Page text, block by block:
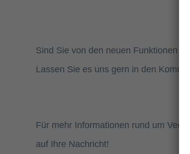
Sind Sie von den neuen Funktionen
Lassen Sie es uns gern in den
Für mehr Informationen rund um
auf Ihre Nachricht!